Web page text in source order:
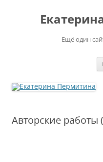
Ещё один
Авторские работы